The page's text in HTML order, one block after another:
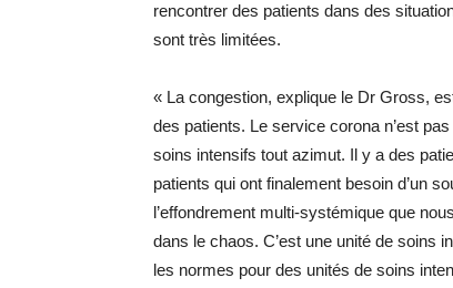
rencontrer des patients dans des
sont très limitées.
« La congestion, explique le Dr Gross,
des patients. Le service corona n’est
soins intensifs tout azimut. Il y a des
patients qui ont finalement besoin d’un
l’effondrement multi-systémique que
dans le chaos. C’est une unité de soins
les normes pour des unités de soins